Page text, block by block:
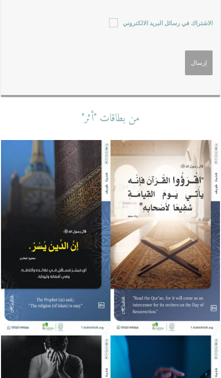
الاشتراك في رسائل البريد الالكتروني
من بطاقات "أثر"